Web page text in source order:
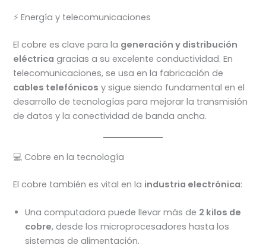
⚡ Energía y telecomunicaciones
El cobre es clave para la generación y distribución
eléctrica gracias a su excelente conductividad. En
telecomunicaciones, se usa en la fabricación de
cables telefónicos y sigue siendo fundamental en el
desarrollo de tecnologías para mejorar la transmisión
de datos y la conectividad de banda ancha.
💻 Cobre en la tecnología
El cobre también es vital en la industria electrónica:
Una computadora puede llevar más de 2 kilos de
cobre, desde los microprocesadores hasta los
sistemas de alimentación.